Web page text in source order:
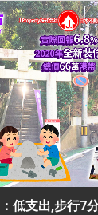
低支出,步行7